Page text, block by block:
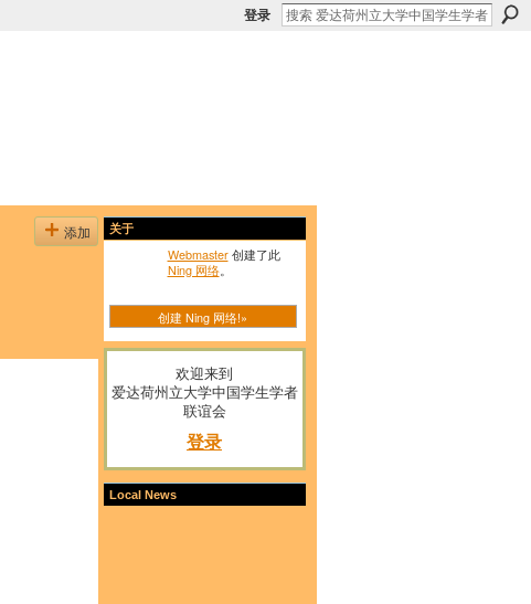
登录
添加 关于
Webmaster创建了此
Ning 网络。
创建 Ning 网络!»
欢迎来到
爱达荷州立大学中国学生学者
联谊会
登录
Local News